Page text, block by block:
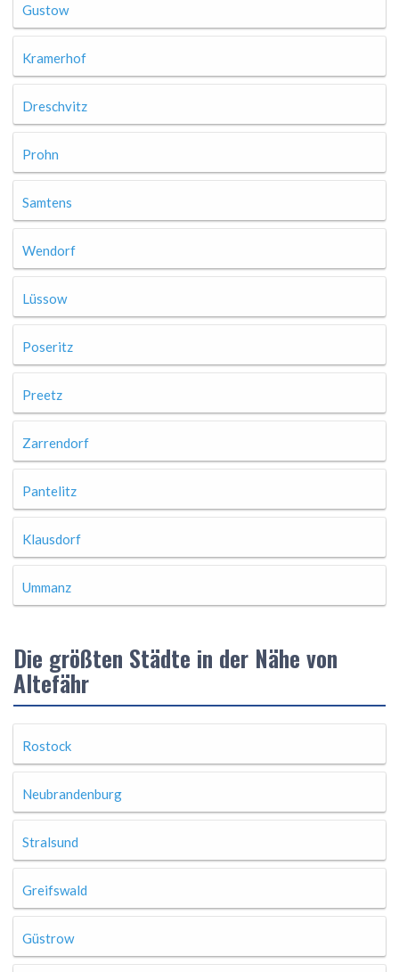
Gustow
Kramerhof
Dreschvitz
Prohn
Samtens
Wendorf
Lüssow
Poseritz
Preetz
Zarrendorf
Pantelitz
Klausdorf
Ummanz
Die größten Städte in der Nähe von
Altefähr
Rostock
Neubrandenburg
Stralsund
Greifswald
Güstrow